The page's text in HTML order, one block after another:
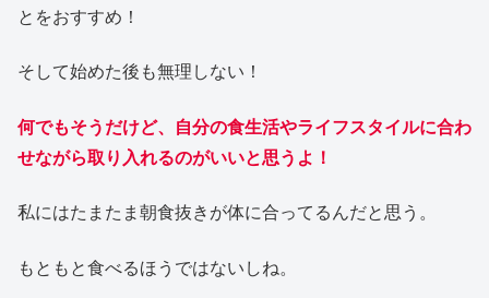
とをおすすめ！
そして始めた後も無理しない！
何でもそうだけど、自分の食生活やライフスタイルに合わ
せながら取り入れるのがいいと思うよ！
私にはたまたま朝食抜きが体に合ってるんだと思う。
もともと食べるほうではないしね。